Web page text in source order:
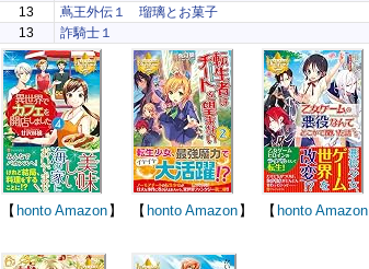
13
蔦王外伝１ 瑠璃とお菓子
13
詐騎士１
【 honto Amazon 】 【 honto Amazon 】 【 honto Amazon